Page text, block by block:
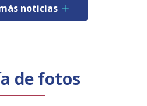
noticias
de fotos